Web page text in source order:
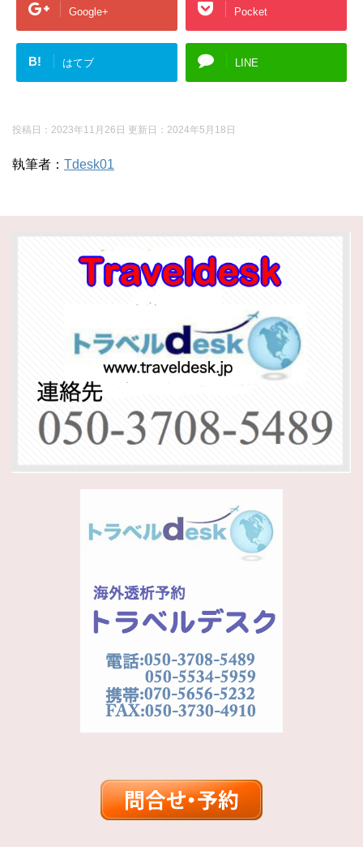
Google+ Pocket
B! はてブ LINE
投稿日：2023年11月26日 更新日： 2024年5月18日
執筆者： Tdesk01